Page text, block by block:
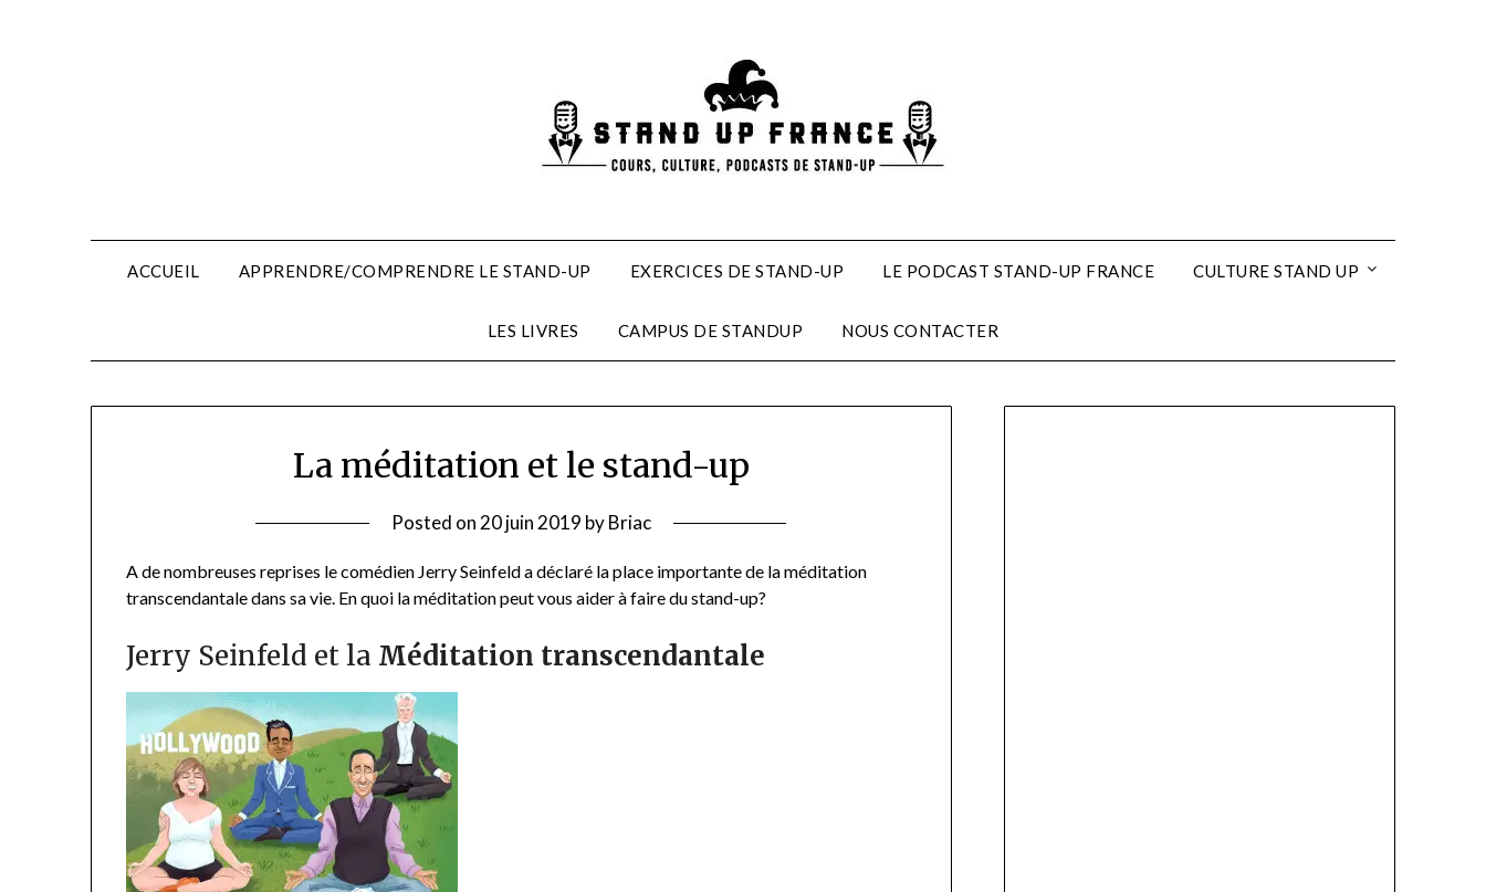
ACCUEIL APPRENDRE/COMPRENDRE LE STAND-UP EXERCICES DE STAND-UP LE PODCAST STAND-UP FRANCE CULTURE STAND UP
LES LIVRES CAMPUS DE STANDUP NOUS CONTACTER
La méditation et le stand-up
Posted on 20 juin 2019 byBriac
A de nombreuses reprises le comédien Jerry Seinfeld a déclaré la place importante de la méditation
transcendantale dans sa vie. En quoi la méditation peut vous aider à faire du stand-up?
Jerry Seinfeld et la Méditation transcendantale